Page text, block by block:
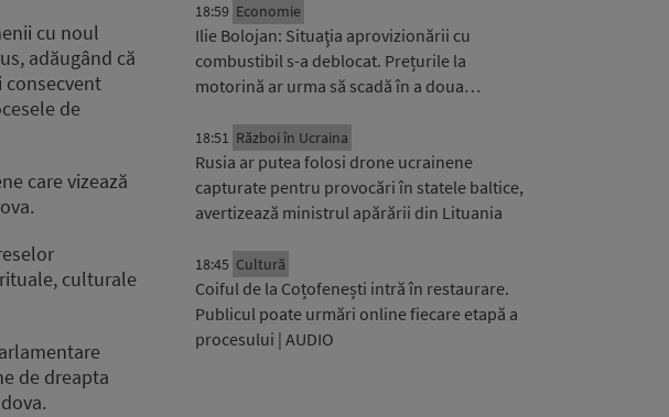
cu noul
adăugând că
consecvent
de
care vizează
culturale
de dreapta
18:59 Economie
Ilie Bolojan: Situaţia aprovizionării cu
combustibil s-a deblocat. Prețurile la
motorină ar urma să scadă în a doua…
18:51 Război în Ucraina
Rusia ar putea folosi drone ucrainene
capturate pentru provocări în statele baltice,
avertizează ministrul apărării din Lituania
18:45 Cultură
Coiful de la Coțofenești intră în restaurare.
Publicul poate urmări online fiecare etapă a
procesului | AUDIO